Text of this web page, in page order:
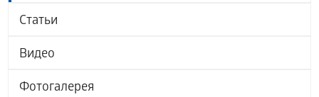
Статьи
Видео
Фотогалерея